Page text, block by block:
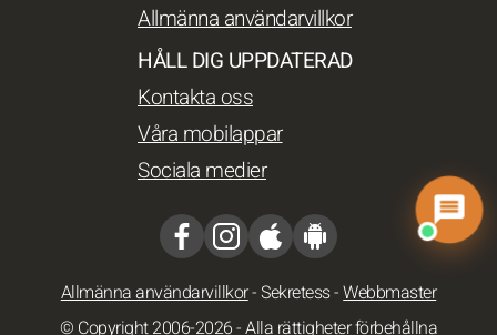
Allmänna användarvillkor
HÅLL DIG UPPDATERAD
Kontakta oss
Våra mobilappar
Sociala medier
Allmänna användarvillkor-Sekretess-Webbmaster
© Copyright 2006-2026 - Alla rättigheter förbehållna